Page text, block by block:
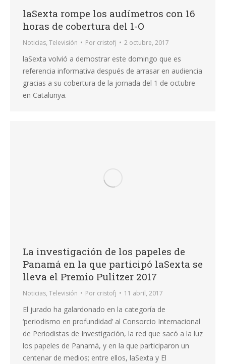
laSexta rompe los audímetros con 16
horas de cobertura del 1-O
Noticias, Televisión Por cristofj 2 octubre, 2017
laSexta volvió a demostrar este domingo que es
referencia informativa después de arrasar en audiencia
gracias a su cobertura de la jornada del 1 de octubre
en Catalunya.
La investigación de los papeles de
Panamá en la que participó laSexta se
lleva el Premio Pulitzer 2017
Noticias, Televisión Por cristofj 11 abril, 2017
El jurado ha galardonado en la categoría de
‘periodismo en profundidad’ al Consorcio Internacional
de Periodistas de Investigación, la red que sacó a la luz
los papeles de Panamá, y en la que participaron un
centenar de medios; entre ellos, laSexta y El